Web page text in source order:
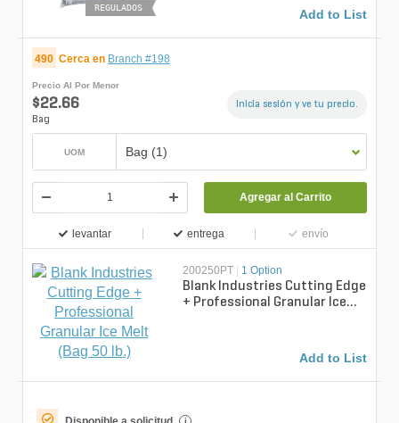
REGULADOS Add to List
490 Cerca en Branch #198
Precio Al Por Menor
$22.66
Bag
Inicia sesión y ve tu precio.
UOM Bag (1)
Agregar al Carrito
levantar entrega envío
200250PT 1 Option
Blank Industries Cutting Edge
+ Professional Granular Ice
Add to List
i